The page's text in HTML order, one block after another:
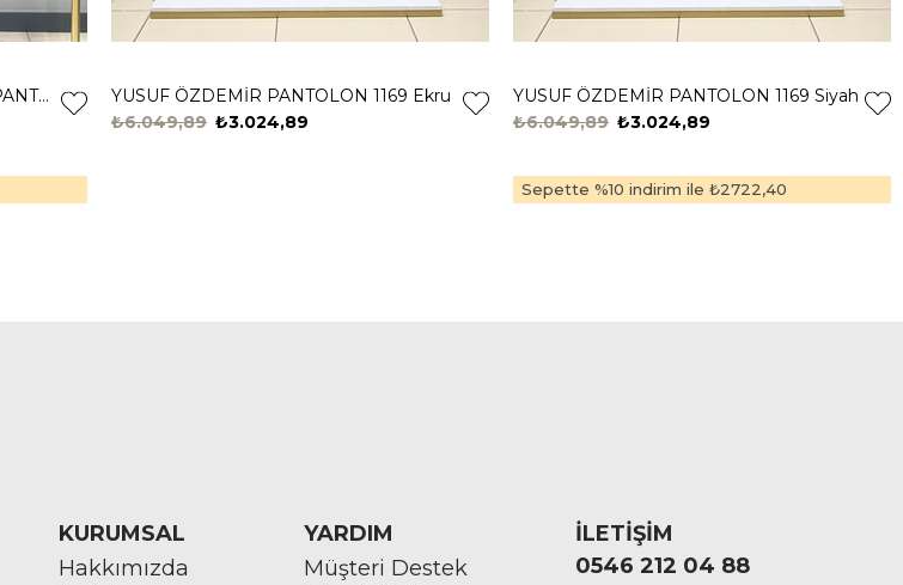
YUSUF ÖZDEMİR BELİ LASTİKLİ PANTOLON 1360 Siyah
YUSUF ÖZDEMİR PANTOLON 1169 Ekru
₺3.024,89
₺6.049,89
YUSUF ÖZDEMİR PANTOLON 1169 Siyah
₺3.024,89
₺6.049,89
Sepette %10 indirim ile ₺2722,40
İLETİŞİM
0546 212 04 88
KURUMSAL
Hakkımızda
YARDIM
Müşteri Destek